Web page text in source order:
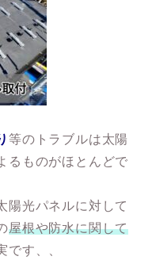
等のトラブルは太陽
るものがほとんどで
陽光パネルに対して
屋根や防水に関して
です、、